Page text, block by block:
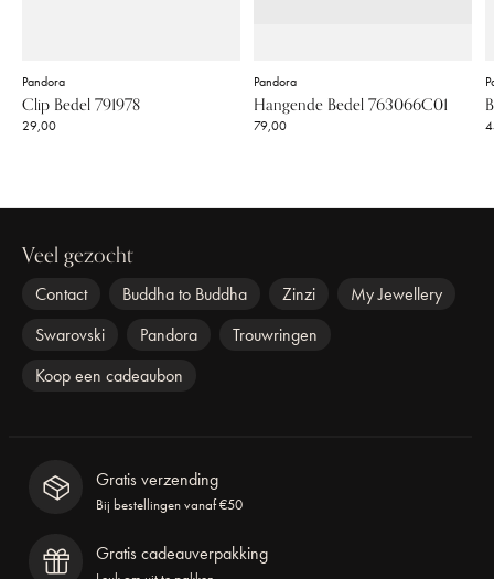
Pandora
Clip Bedel 791978
29,00
Pandora
Hangende Bedel 763066C01
79,00
Veel gezocht
Contact Buddha to Buddha Zinzi
My Jewellery
Swarovski
Pandora
Trouwringen
Koop een cadeaubon
Gratis verzending
Bij bestellingen vanaf €50
Gratis cadeauverpakking